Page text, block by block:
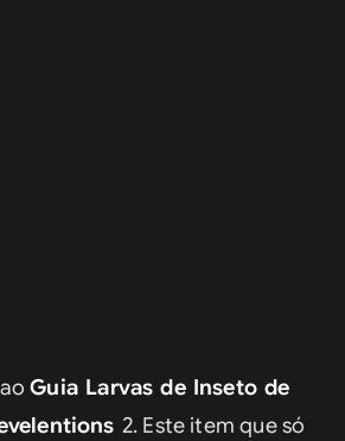
ao Guia Larvas de Inseto de
2. Este item que só